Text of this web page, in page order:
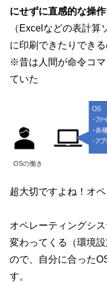
にせずに直感的な操作
（Excelなどの表計
に印刷できたりできる
※昔は人間が命令コ
ていた
OSの働き
超大切ですよね！オ
オペレーティングシ
変わってくる（環境
ので、自分に合った
す。